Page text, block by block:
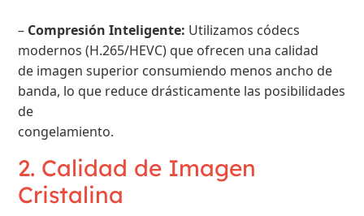
– Compresión Inteligente: Utilizamos códecs
modernos (H.265/HEVC) que ofrecen una calidad
de imagen superior consumiendo menos ancho de
banda, lo que reduce drásticamente las posibilidades
de
congelamiento.
2. Calidad de Imagen
Cristalina